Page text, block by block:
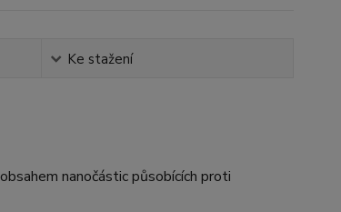
Ke stažení
nanočástic působících proti